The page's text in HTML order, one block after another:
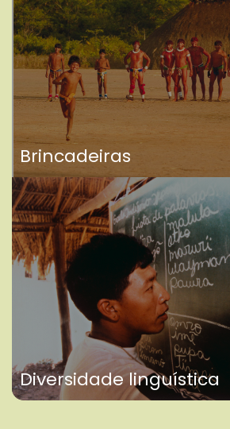
Brincadeiras
Diversidade linguística